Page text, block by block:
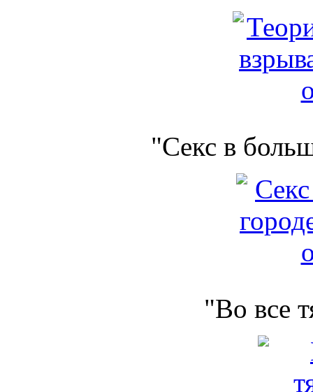
"Секс в
"Во все